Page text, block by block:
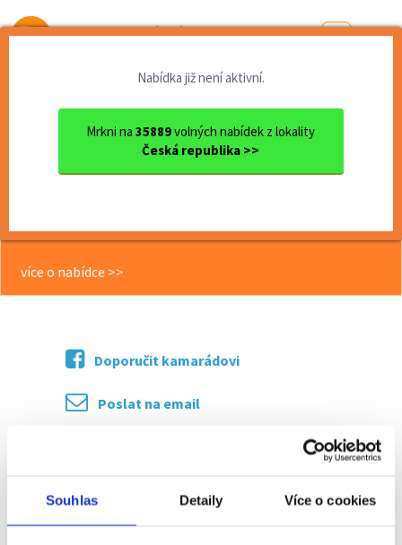
Souhlas Detaily Více o cookies
Od první brigády
Nabídka již není aktivní.
Mrkni na35889volných nabídek z lokality
Česká republika >>
Kurýr/ka pro rozvoz zásilek...
<< Zpět
více o nabídce >>
Doporučit kamarádovi
Poslat na email